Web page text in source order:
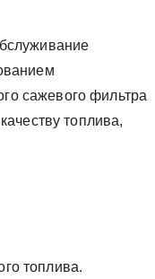
сажевого фильтра
топлива,
топлива.